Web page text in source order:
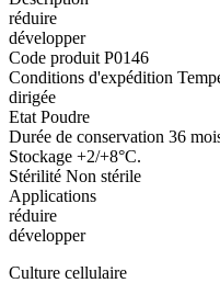
réduire
développer
Code produit P0146
Conditions d'expédition
dirigée
Etat Poudre
Durée de conservation 36
Stockage +2/+8°C.
Stérilité Non stérile
Applications
réduire
développer
Culture cellulaire